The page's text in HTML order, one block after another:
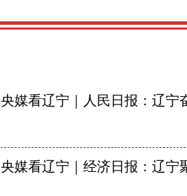
央媒看辽宁｜人民日报：辽宁
央媒看辽宁｜经济日报：辽宁